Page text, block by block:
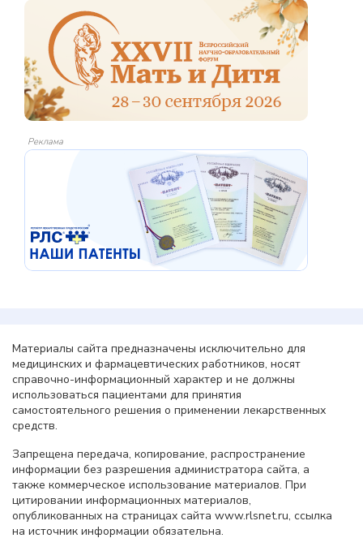
Реклама
Материалы сайта предназначены исключительно для
медицинских и фармацевтических работников, носят
справочно-информационный характер и не должны
использоваться пациентами для принятия
самостоятельного решения о применении лекарственных
средств.
Запрещена передача, копирование, распространение
информации без разрешения администратора сайта, а
также коммерческое использование материалов. При
цитировании информационных материалов,
опубликованных на страницах сайта www.rlsnet.ru, ссылка
на источник информации обязательна.